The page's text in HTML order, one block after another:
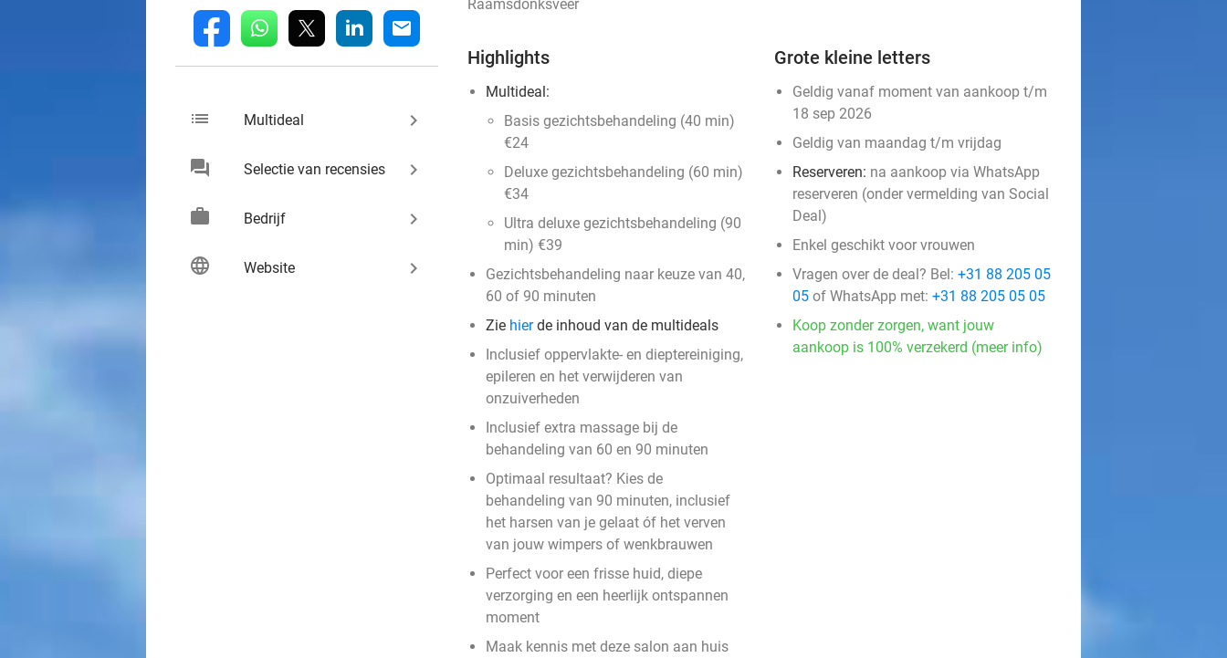
fb whatsapp linkedin mail
list Multideal keyboard_arrow_right
chat Selectie van recensies keyboard_arrow_right
work Bedrijf keyboard_arrow_right
language Website keyboard_arrow_right
Raamsdonksveer
Highlights
Multideal:
Basis gezichtsbehandeling (40 min)
€24
Deluxe gezichtsbehandeling (60 min)
€34
Ultra deluxe gezichtsbehandeling (90
min) €39
Gezichtsbehandeling naar keuze van 40,
60 of 90 minuten
Zie hierde inhoud van de multideals
Inclusief oppervlakte- en dieptereiniging,
epileren en het verwijderen van
onzuiverheden
Inclusief extra massage bij de
behandeling van 60 en 90 minuten
Optimaal resultaat? Kies de
behandeling van 90 minuten, inclusief
het harsen van je gelaat óf het verven
van jouw wimpers of wenkbrauwen
Perfect voor een frisse huid, diepe
verzorging en een heerlijk ontspannen
moment
Maak kennis met deze salon aan huis
Grote kleine letters
Geldig vanaf moment van aankoop t/m
18 sep 2026
Geldig van maandag t/m vrijdag
Reserveren: na aankoop via WhatsApp
reserveren (onder vermelding van Social
Deal)
Enkel geschikt voor vrouwen
Vragen over de deal? Bel: +31 88 205 05
05 of WhatsApp met: +31 88 205 05 05
Koop zonder zorgen, want jouw
aankoop is 100% verzekerd (meer info)